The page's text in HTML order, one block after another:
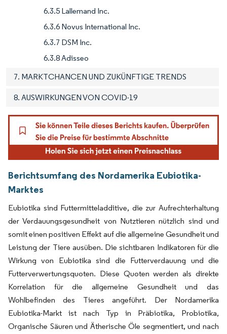
6.3.5 Lallemand Inc.
6.3.6 Novus International Inc.
6.3.7 DSM Inc.
6.3.8 Adisseo
7. MARKTCHANCEN UND ZUKÜNFTIGE TRENDS
8. AUSWIRKUNGEN VON COVID-19
Berichtsumfang des Nordamerika Eubiotika-
Marktes
Eubiotika sind Futtermitteladditive, die zur Aufrechterhaltung
der Verdauungsgesundheit von Nutztieren nützlich sind und
somit einen positiven Effekt auf die allgemeine Gesundheit und
Leistung der Tiere ausüben. Die sichtbaren Indikatoren für die
Wirkung von Eubiotika sind die Futterverdauung und die
Futterverwertungsquoten. Diese Quoten werden als direkte
Korrelation für die allgemeine Gesundheit und das
Wohlbefinden des Tieres angeführt. Der Nordamerika
Eubiotika-Markt ist nach Typ in Präbiotika, Probiotika,
Organische Säuren und Ätherische Öle segmentiert, und nach